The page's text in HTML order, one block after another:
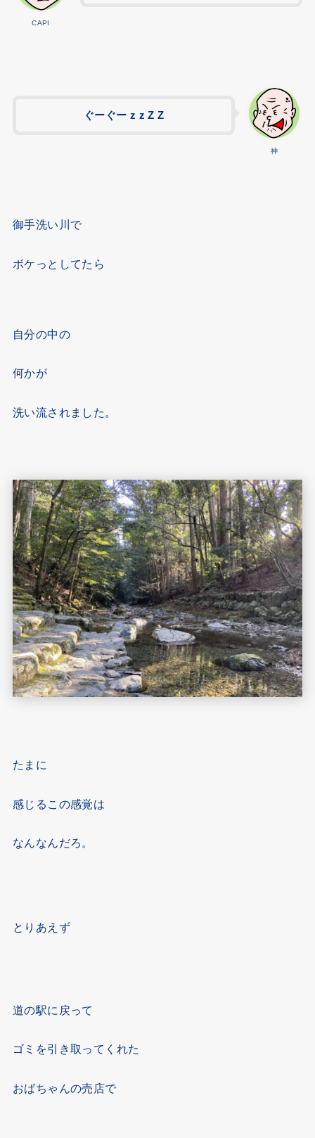
CAPI
神
ぐーぐー z z Z Z
御手洗い川で
ボケっとしてたら
自分の中の
何かが
洗い流されました。
たまに
感じるこの感覚は
なんなんだろ。
とりあえず
道の駅に戻って
ゴミを引き取ってくれた
おばちゃんの売店で